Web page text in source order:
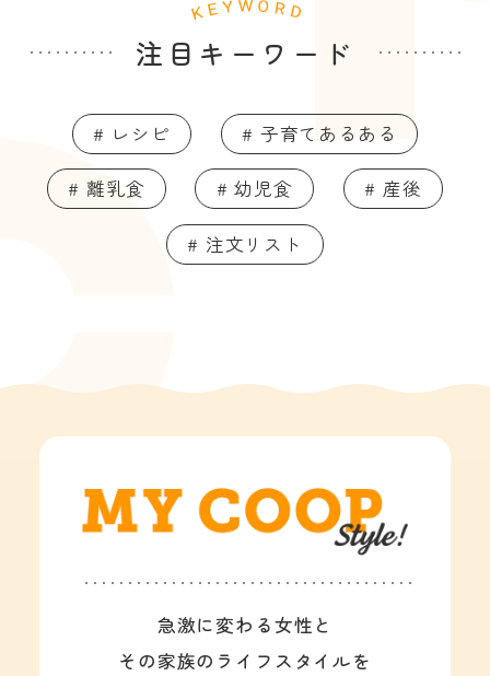
注目キーワード
# レシピ # 子育てあるある
# 離乳食 # 幼児食 # 産後
# 注文リスト
急激に変わる女性と
その家族のライフスタイルを